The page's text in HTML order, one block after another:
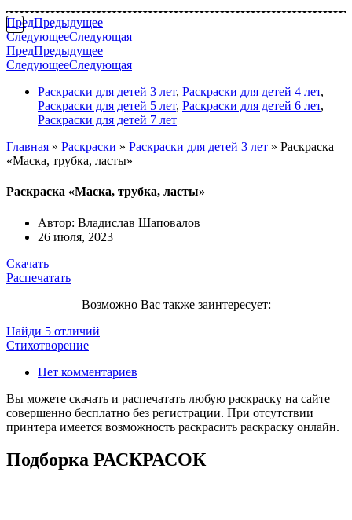
ПредПредыдущее
СледующееСледующая
ПредПредыдущее
СледующееСледующая
Раскраски для детей 3 лет, Раскраски для детей 4 лет,
Раскраски для детей 5 лет, Раскраски для детей 6 лет,
Раскраски для детей 7 лет
Главная » Раскраски » Раскраски для детей 3 лет » Раскраска
«Маска, трубка, ласты»
Раскраска «Маска, трубка, ласты»
Автор: Владислав Шаповалов
26 июля, 2023
Скачать
Распечатать
Возможно Вас также заинтересует:
Найди 5 отличий
Стихотворение
Нет комментариев
Вы можете скачать и распечатать любую раскраску на сайте
совершенно бесплатно без регистрации. При отсутствии
принтера имеется возможность раскрасить раскраску онлайн.
Подборка РАСКРАСОК